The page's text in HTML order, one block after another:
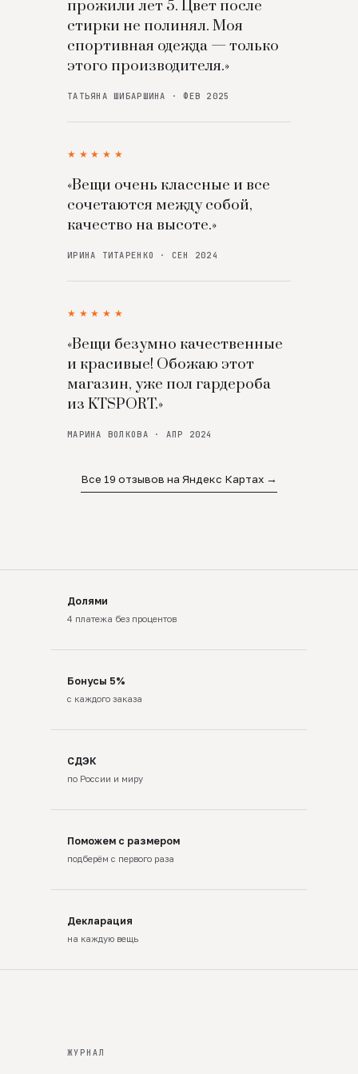
прожили лет 5. Цвет после
стирки не полинял. Моя
спортивная одежда — только
этого производителя.»
ТАТЬЯНА ШИБАРШИНА · ФЕВ 2025
★★★★★
«Вещи очень классные и все
сочетаются между собой,
качество на высоте.»
ИРИНА ТИТАРЕНКО · СЕН 2024
★★★★★
«Вещи безумно качественные
и красивые! Обожаю этот
магазин, уже пол гардероба
из KTSPORT.»
МАРИНА ВОЛКОВА · АПР 2024
Все 19 отзывов на Яндекс Картах →
Долями
4 платежа без процентов
Бонусы 5%
с каждого заказа
СДЭК
по России и миру
Поможем с размером
подберём с первого раза
Декларация
на каждую вещь
ЖУРНАЛ